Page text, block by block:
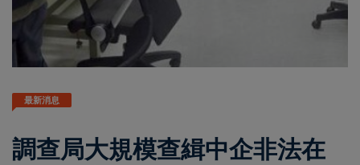
最新消息
調查局大規模查緝中企非法在